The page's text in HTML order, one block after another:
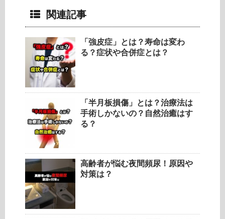
関連記事
「強皮症」とは？寿命は変わ
る？症状や合併症とは？
「半月板損傷」とは？治療法は
手術しかないの？自然治癒はす
る？
高齢者が悩む夜間頻尿！原因や
対策は？